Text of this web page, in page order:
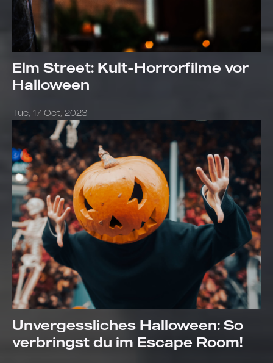
Elm Street: Kult-Horrorfilme vor
Halloween
Tue, 17 Oct, 2023
Unvergessliches Halloween: So
verbringst du im Escape Room!